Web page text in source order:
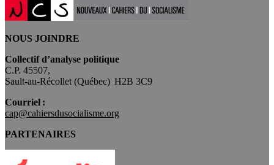
NOUS JOINDRE
Collectif d’analyse politique
C.P. 45507,
Sault-au-Récollet (Québec) H2B 3C9
Courriel :
cap@cahiersdusocialisme.org
PARTENAIRES